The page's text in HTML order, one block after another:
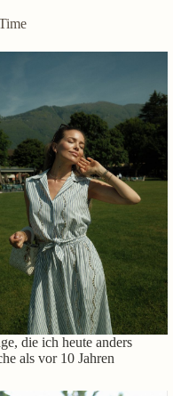
die ich heute anders
als vor 10 Jahren